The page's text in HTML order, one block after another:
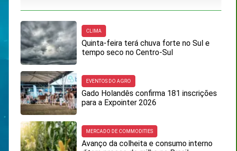
CLIMA
Quinta-feira terá chuva forte no Sul e
tempo seco no Centro-Sul
EVENTOS DO AGRO
Gado Holandês confirma 181 inscrições
para a Expointer 2026
MERCADO DE COMMODITIES
Avanço da colheita e consumo interno